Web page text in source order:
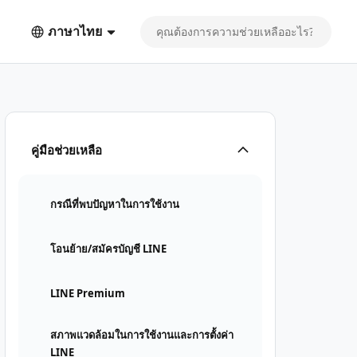
ภาษาไทย
คู่มือช่วยเหลือ
กรณีที่พบปัญหาในการใช้งาน
โอนย้าย/สมัครบัญชี LINE
LINE Premium
สภาพแวดล้อมในการใช้งานและการตั้งค่า
LINE